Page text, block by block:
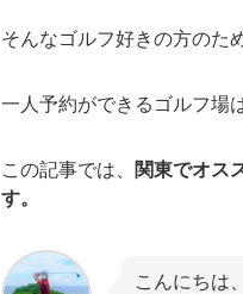
そんなゴルフ好きの方のた
一人予約ができるゴルフ場
この記事では、
関東でオス
す。
こんにちは